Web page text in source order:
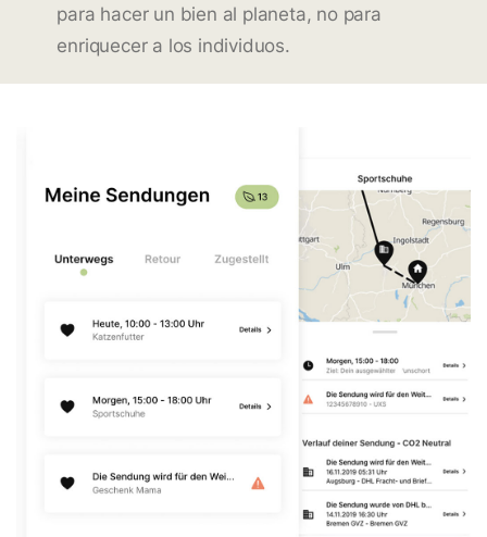
para hacer un bien al planeta, no para
enriquecer a los individuos.